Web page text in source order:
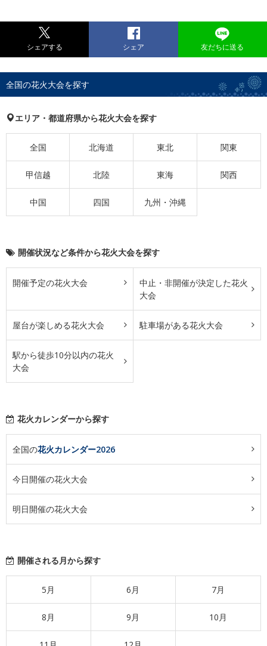
シェアする シェア 友だちに送る
全国の花火大会を探す
エリア・都道府県から花火大会を探す
全国 北海道 東北 関東
甲信越 北陸 東海 関西
中国 四国 九州・沖縄
開催状況など条件から花火大会を探す
開催予定の花火大会
中止・非開催が決定した花火
大会
屋台が楽しめる花火大会 駐車場がある花火大会
駅から徒歩10分以内の花火
大会
花火カレンダーから探す
全国の花火カレンダー2026
今日開催の花火大会
明日開催の花火大会
開催される月から探す
5月 6月 7月
8月 9月 10月